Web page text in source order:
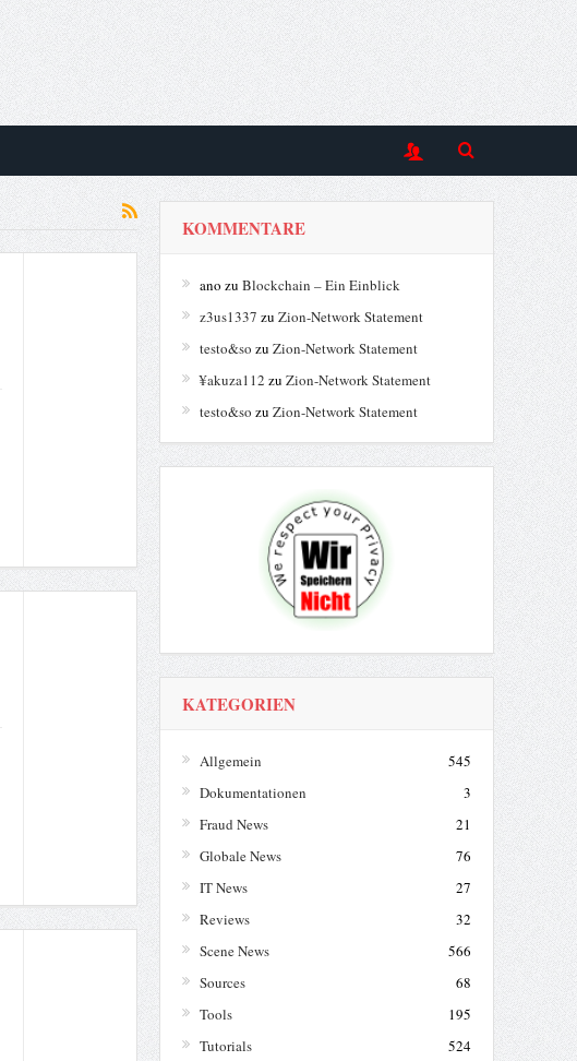
KOMMENTARE
ano zu Blockchain – Ein Einblick
z3us1337 zu Zion-Network Statement
testo&so zu Zion-Network Statement
¥akuza112 zu Zion-Network Statement
testo&so zu Zion-Network Statement
KATEGORIEN
Allgemein
545
Dokumentationen
3
Fraud News
21
Globale News
76
IT News
27
Reviews
32
Scene News
566
Sources
68
Tools
195
Tutorials
524